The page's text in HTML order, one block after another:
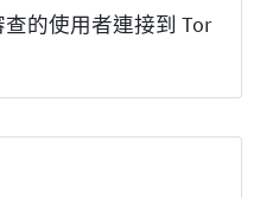
的使用者連接到 Tor